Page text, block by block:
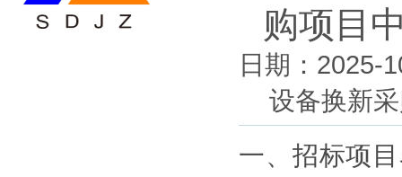
购项目
日期：2025-
设备换新
一、招标项